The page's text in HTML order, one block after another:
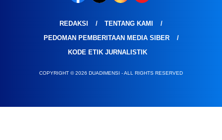
REDAKSI
TENTANG KAMI
PEDOMAN PEMBERITAAN MEDIA SIBER
KODE ETIK JURNALISTIK
COPYRIGHT © 2026 DUADIMENSI - ALL RIGHTS RESERVED